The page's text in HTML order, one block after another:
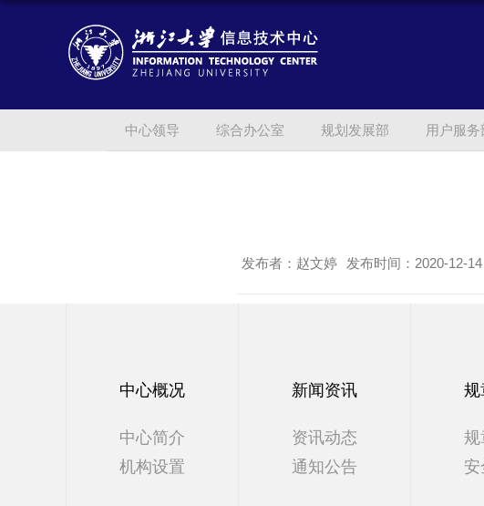
中心领导 综合办公室 规划发展部 用户服务
发布者：赵文婷 发布时间：2020-12-14
中心概况
中心简介
机构设置
新闻资讯
资讯动态
通知公告
规
规
安